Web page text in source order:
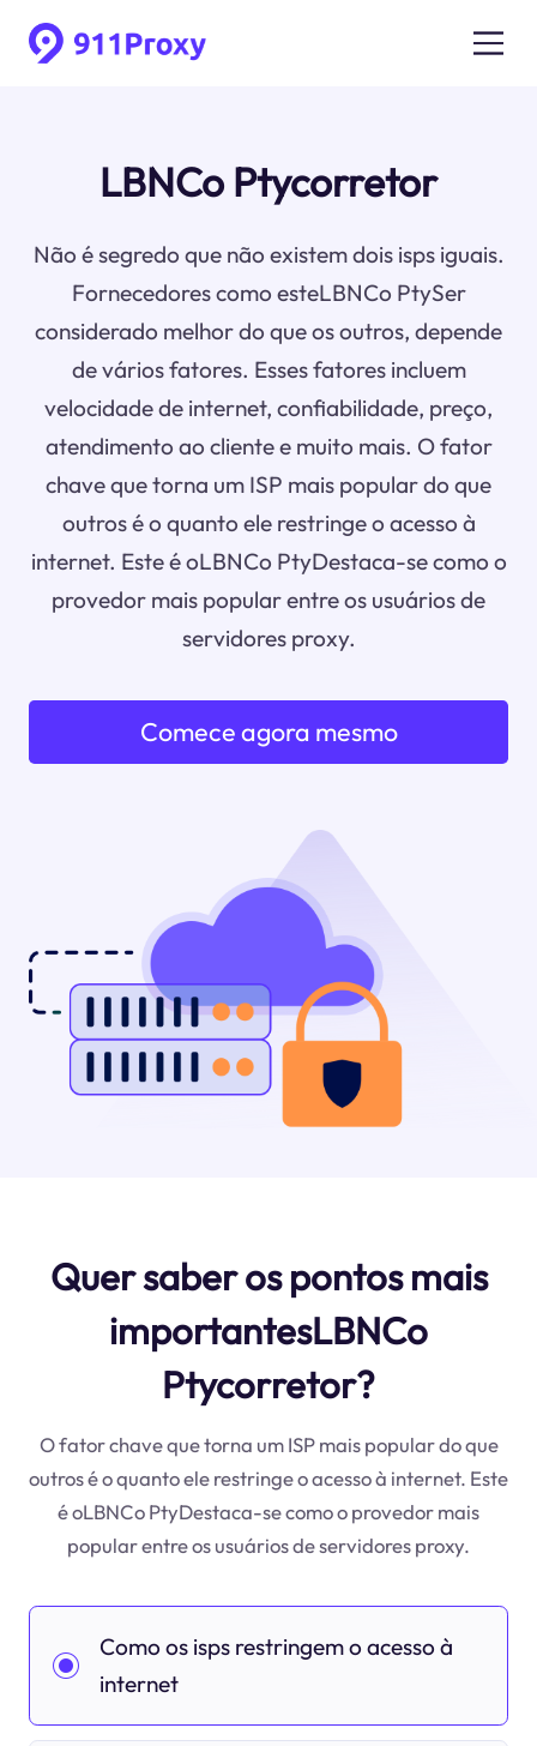
LBNCo Ptycorretor
Não é segredo que não existem dois isps iguais.
Fornecedores como esteLBNCo PtySer
considerado melhor do que os outros, depende
de vários fatores. Esses fatores incluem
velocidade de internet, confiabilidade, preço,
atendimento ao cliente e muito mais. O fator
chave que torna um ISP mais popular do que
outros é o quanto ele restringe o acesso à
internet. Este é oLBNCo PtyDestaca-se como o
provedor mais popular entre os usuários de
servidores proxy.
Comece agora mesmo
Quer saber os pontos mais
importantesLBNCo
Ptycorretor?
O fator chave que torna um ISP mais popular do que
outros é o quanto ele restringe o acesso à internet. Este
é oLBNCo PtyDestaca-se como o provedor mais
popular entre os usuários de servidores proxy.
Como os isps restringem o acesso à
internet